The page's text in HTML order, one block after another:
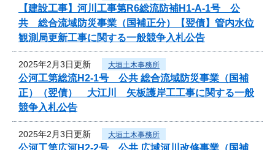
【建設工事】河川工事第R6総流防補H1-A-1号 公
共 総合流域防災事業（国補正分）【翌債】管内水位
観測局更新工事に関する一般競争入札公告
2025年2月3日更新 大垣土木事務所
公河工第総流H2-1号 公共 総合流域防災事業（国補
正）（翌債） 大江川 矢板護岸工工事に関する一般
競争入札公告
2025年2月3日更新 大垣土木事務所
公河工第広河H2-2号 公共 広域河川改修事業（国補